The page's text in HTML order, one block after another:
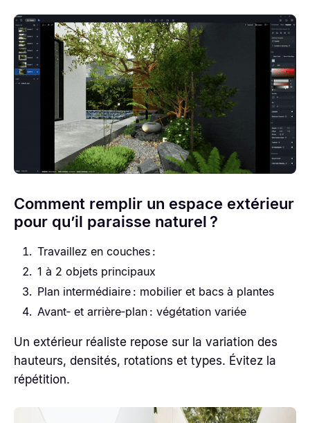
Comment remplir un espace extérieur
pour qu’il paraisse naturel ?
Travaillez en couches :
1 à 2 objets principaux
Plan intermédiaire : mobilier et bacs à plantes
Avant‑ et arrière‑plan : végétation variée
Un extérieur réaliste repose sur la variation des
hauteurs, densités, rotations et types. Évitez la
répétition.